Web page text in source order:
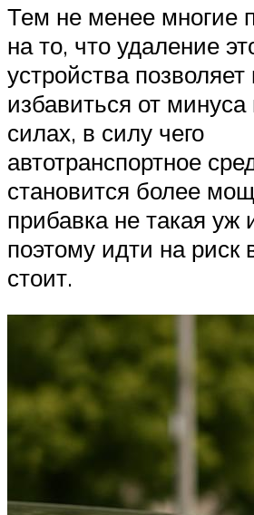
Тем не менее многие
на то, что удаление
устройства
избавиться от
силах, в силу чего
автотранспортное
становится более
прибавка не такая уж
поэтому идти на риск
стоит.